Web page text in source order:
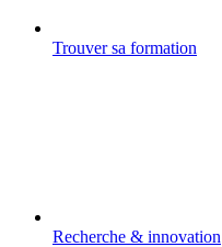
Trouver sa formation
Recherche & innovation